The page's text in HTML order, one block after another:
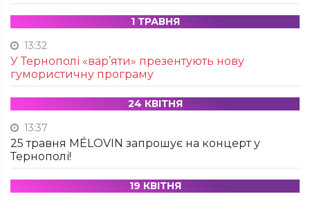
1 ТРАВНЯ
13:32
У Тернополі «вар’яти» презентують нову
гумористичну програму
24 КВІТНЯ
13:37
25 травня MÉLOVIN запрошує на концерт у
Тернополі!
19 КВІТНЯ